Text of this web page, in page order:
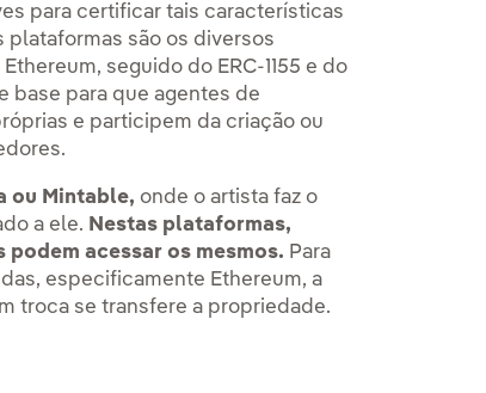
para certificar tais características
são os diversos
Ethereum, seguido do ERC-1155 e do
base para que agentes de
e participem da criação ou
ou Mintable, onde o artista faz o
a ele. Nestas plataformas,
acessar os mesmos. Para
especificamente Ethereum, a
troca se transfere a propriedade.